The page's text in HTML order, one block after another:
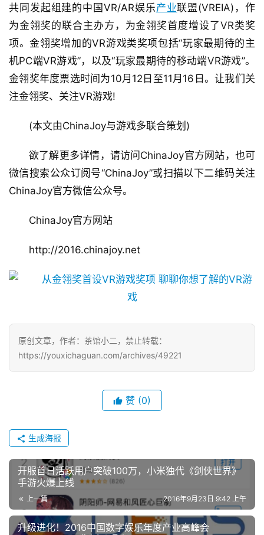
国
)
共同发起组建的中国VR/AR娱乐产业联盟(VREIA)，作
为金翎奖的联合主办方，为金翎奖首度增设了VR类奖
项。金翎奖增加的VR游戏类奖项包括“玩家最期待的主
机PC端VR游戏”，以及“玩家最期待的移动端VR游戏”。
金翎奖年度票选时间为10月12日至11月16日。让我们关
注金翎奖、关注VR游戏!
(本文由ChinaJoy与游戏多联合策划)
欲了解更多详情，请访问ChinaJoy官方网站，也可
微信搜索公众订阅号“ChinaJoy”或扫描以下二维码关注
ChinaJoy官方微信公众号。
ChinaJoy官方网站
http://2016.chinajoy.net
原创文章，作者：茶馆小二，禁止转载：
https://youxichaguan.com/archives/49221
赞 (0)
生成海报
开服首日活跃用户突破100万，小米独代《剑侠世界》
手游火爆上线
上一篇 2016年9月23日 9:42 上午
升级进化！2016中国数字娱乐年度产业高峰会